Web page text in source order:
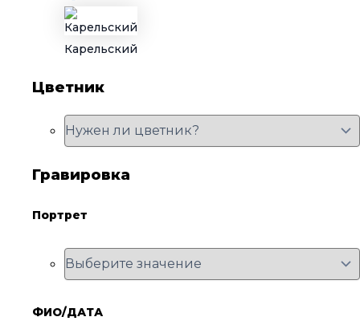
Карельский
Цветник
Гравировка
Портрет
ФИО/ДАТА